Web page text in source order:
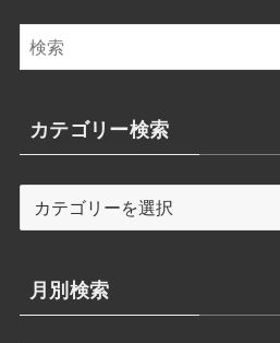
カテゴリー検索
テ
リ
ー
月別検索